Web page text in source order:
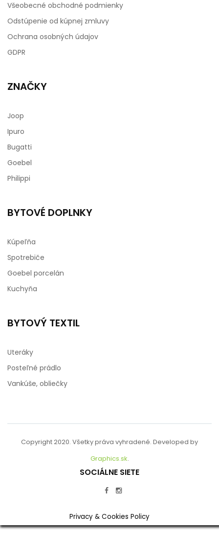
Všeobecné obchodné podmienky
Odstúpenie od kúpnej zmluvy
Ochrana osobných údajov
GDPR
ZNAČKY
Joop
Ipuro
Bugatti
Goebel
Philippi
BYTOVÉ DOPLNKY
Kúpeľňa
Spotrebiče
Goebel porcelán
Kuchyňa
BYTOVÝ TEXTIL
Uteráky
Posteľné prádlo
Vankúše, obliečky
Copyright 2020. Všetky práva vyhradené. Developed by
Graphics.sk.
SOCIÁLNE SIETE
Privacy & Cookies Policy